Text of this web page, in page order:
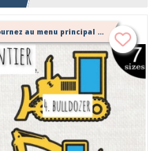
Cet article n'est plus proposé, retournez au menu principal ou contactez moi!